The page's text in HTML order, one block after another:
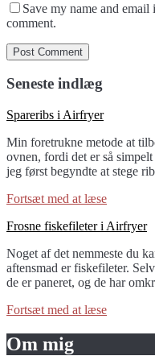
Save my name and
comment.
Seneste indlæg
link
Spareribs
i
Airfryer
Spareribs i Airfryer
Min foretrukne metode at
ovnen, fordi det er så
jeg først begyndte at stege
Fortsæt med at læse
link
Frosne
fiskefileter
i
Frosne fiskefileter i Airfryer
Noget af det nemmeste du
aftensmad er fiskefileter.
de er paneret, og de har
Fortsæt med at læse
Om mig